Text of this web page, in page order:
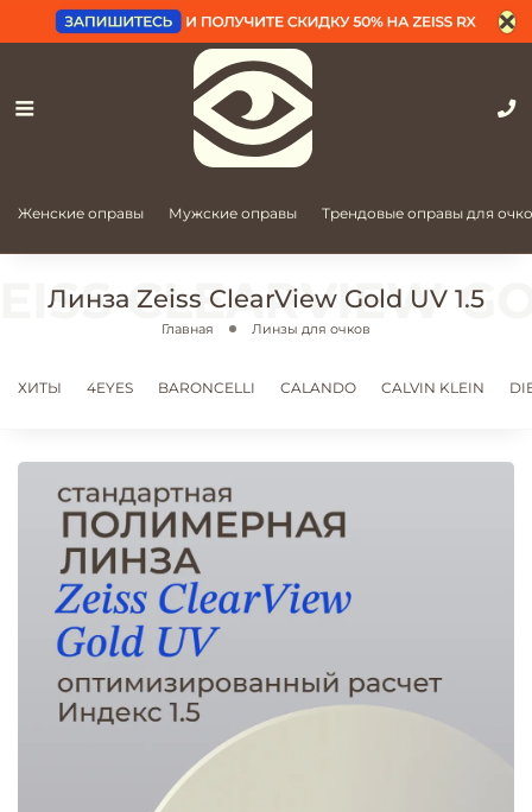
Женские оправы Мужские оправы Трендовые оправы для
Линза Zeiss ClearView Gold UV 1.5
Главная Линзы для очков
ХИТЫ 4EYES BARONCELLI CALANDO CALVIN KLEIN